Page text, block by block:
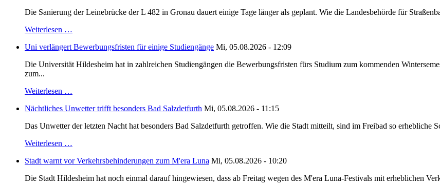
Die Sanierung der Leinebrücke der L 482 in Gronau dauert einige Tage länger als geplant. Wie die Landesbehörde für
Weiterlesen …
Uni verlängert Bewerbungsfristen für einige Studiengänge Mi, 05.08.2026 - 12:09
Die Universität Hildesheim hat in zahlreichen Studiengängen die Bewerbungsfristen fürs Studium zum kommenden
zum...
Weiterlesen …
Nächtliches Unwetter trifft besonders Bad Salzdetfurth Mi, 05.08.2026 - 11:15
Das Unwetter der letzten Nacht hat besonders Bad Salzdetfurth getroffen. Wie die Stadt mitteilt, sind im Freibad so erhebliche
Weiterlesen …
Stadt warnt vor Verkehrsbehinderungen zum M'era Luna Mi, 05.08.2026 - 10:20
Die Stadt Hildesheim hat noch einmal darauf hingewiesen, dass ab Freitag wegen des M'era Luna-Festivals mit erheblichen